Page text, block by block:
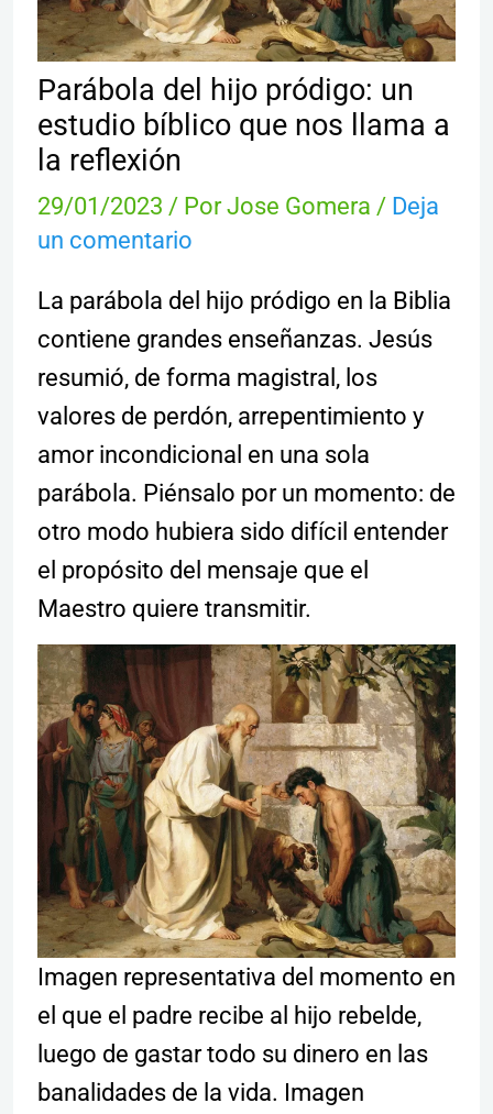
Parábola del hijo pródigo: un
estudio bíblico que nos llama a
la reflexión
29/01/2023 / PorJose Gomera / Deja
un comentario
La parábola del hijo pródigo en la Biblia
contiene grandes enseñanzas. Jesús
resumió, de forma magistral, los
valores de perdón, arrepentimiento y
amor incondicional en una sola
parábola. Piénsalo por un momento: de
otro modo hubiera sido difícil entender
el propósito del mensaje que el
Maestro quiere transmitir.
Imagen representativa del momento en
el que el padre recibe al hijo rebelde,
luego de gastar todo su dinero en las
banalidades de la vida. Imagen